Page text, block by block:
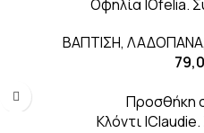
Οφηλία |Ofelia.
ΒΑΠΤΙΣΗ, ΛΑΔΟΠΑΝΑ,
Προσθήκη
Κλόντι